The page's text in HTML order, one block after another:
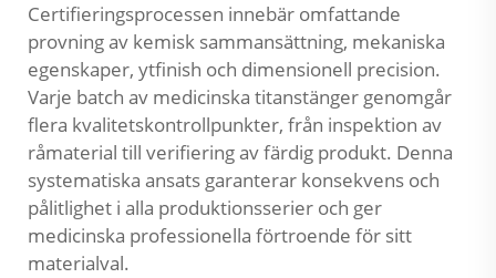
Certifieringsprocessen innebär omfattande
provning av kemisk sammansättning, mekaniska
egenskaper, ytfinish och dimensionell precision.
Varje batch av medicinska titanstänger genomgår
flera kvalitetskontrollpunkter, från inspektion av
råmaterial till verifiering av färdig produkt. Denna
systematiska ansats garanterar konsekvens och
pålitlighet i alla produktionsserier och ger
medicinska professionella förtroende för sitt
materialval.